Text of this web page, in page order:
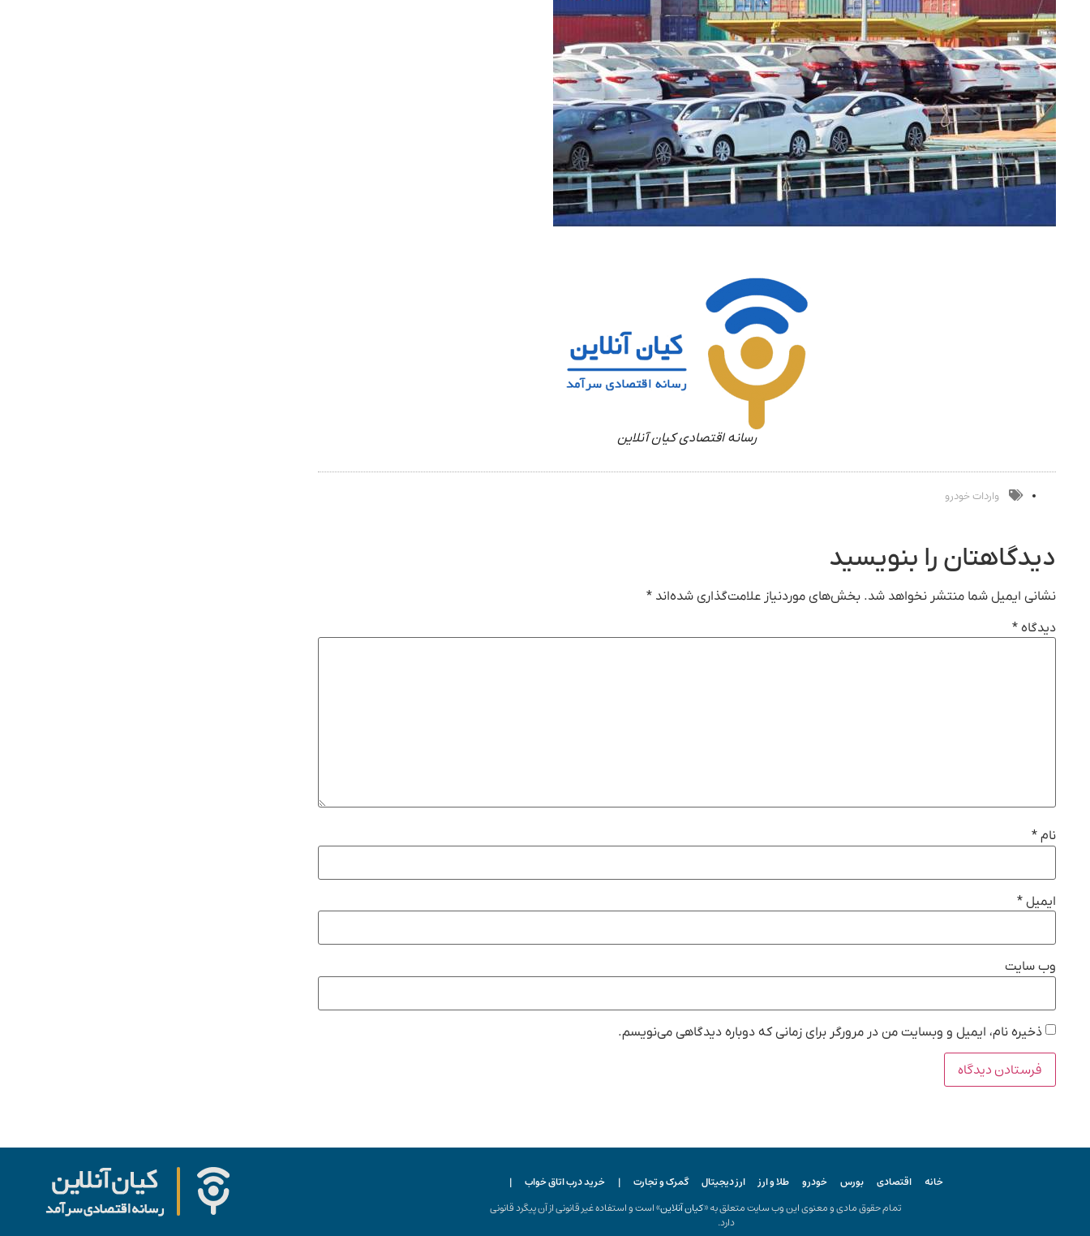
رسانه اقتصادی کیان آنلاین
واردات خودرو
دیدگاهتان را بنویسید
نشانی ایمیل شما منتشر نخواهد شد. بخش‌های موردنیاز علامت‌گذاری شده‌اند *
دیدگاه *
نام *
ایمیل *
وب‌ سایت
ذخیره نام، ایمیل و وبسایت من در مرورگر برای زمانی که دوباره دیدگاهی می‌نویسم.
خانه اقتصادی بورس خودرو طلا و ارز ارز دیجیتال گمرک و تجارت | خرید درب اتاق خواب
|
تمام حقوق مادی و معنوی این وب سایت متعلق به «کیان آنلاین» است و استفاده غیر قانونی از آن پیگرد قانونی
دارد.